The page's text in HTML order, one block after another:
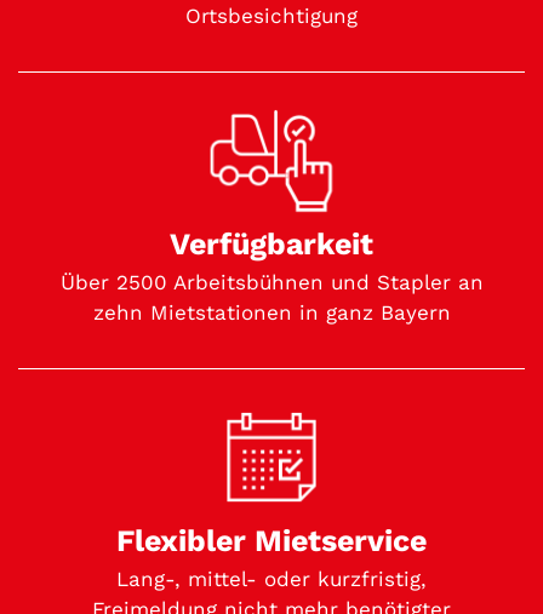
Ortsbesichtigung
Verfügbarkeit
Über 2500 Arbeitsbühnen und Stapler an
zehn Mietstationen in ganz Bayern
Flexibler Mietservice
Lang-, mittel- oder kurzfristig,